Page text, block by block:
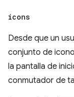
icons
Desde que un
conjunto de
la pantalla de
conmutador de